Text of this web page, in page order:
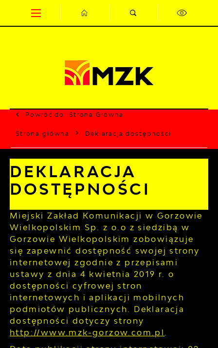
Przejdź do menu.
Przejdź do wyszukiwarki.
Przejdź do treści.
Przejdź do ustawień wielkości czcionki.
Wyłącz wersję kontrastową strony.
Powróć do: Strona Główna
Strona główna Deklaracja dostępności
DEKLARACJA
DOSTĘPNOŚCI
Miejski Zakład Komunikacji w Gorzowie
Wielkopolskim Sp. z o.o z siedzibą w
Gorzowie Wielkopolskim zobowiązuje
się zapewnić dostępność swojejstrony
internetowej zgodnie z przepisami
ustawy z dnia 4 kwietnia 2019 r. o
dostępności cyfrowej stron
internetowych i aplikacji mobilnych
podmiotów publicznych. Deklaracja
dostępności dotyczy strony
http://www.mzk-gorzow.com.pl .